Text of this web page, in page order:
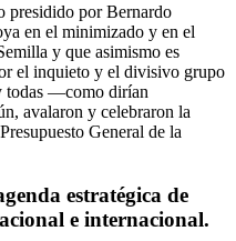
presidido por Bernardo
en el minimizado y en el
y que asimismo es
el inquieto y el divisivo grupo
todas —como dirían
avalaron y celebraron la
General de la
estratégica de
e internacional.